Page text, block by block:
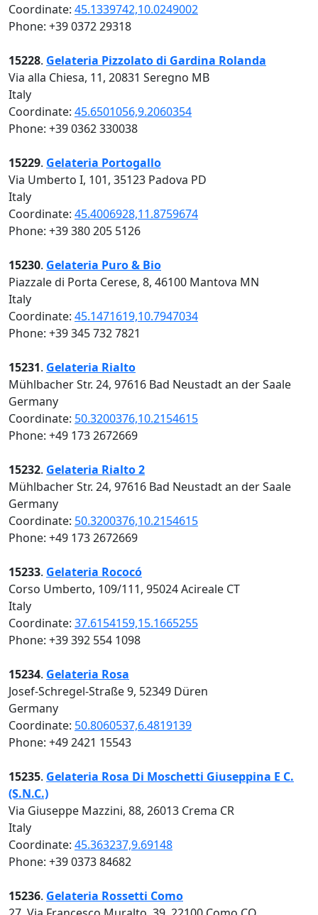
Coordinate: 45.1339742,10.0249002
Phone: +39 0372 29318
15228. Gelateria Pizzolato di Gardina Rolanda
Via alla Chiesa, 11, 20831 Seregno MB
Italy
Coordinate: 45.6501056,9.2060354
Phone: +39 0362 330038
15229. Gelateria Portogallo
Via Umberto I, 101, 35123 Padova PD
Italy
Coordinate: 45.4006928,11.8759674
Phone: +39 380 205 5126
15230. Gelateria Puro & Bio
Piazzale di Porta Cerese, 8, 46100 Mantova MN
Italy
Coordinate: 45.1471619,10.7947034
Phone: +39 345 732 7821
15231. Gelateria Rialto
Mühlbacher Str. 24, 97616 Bad Neustadt an der Saale
Germany
Coordinate: 50.3200376,10.2154615
Phone: +49 173 2672669
15232. Gelateria Rialto 2
Mühlbacher Str. 24, 97616 Bad Neustadt an der Saale
Germany
Coordinate: 50.3200376,10.2154615
Phone: +49 173 2672669
15233. Gelateria Rococó
Corso Umberto, 109/111, 95024 Acireale CT
Italy
Coordinate: 37.6154159,15.1665255
Phone: +39 392 554 1098
15234. Gelateria Rosa
Josef-Schregel-Straße 9, 52349 Düren
Germany
Coordinate: 50.8060537,6.4819139
Phone: +49 2421 15543
15235. Gelateria Rosa Di Moschetti Giuseppina E C.
(S.N.C.)
Via Giuseppe Mazzini, 88, 26013 Crema CR
Italy
Coordinate: 45.363237,9.69148
Phone: +39 0373 84682
15236. Gelateria Rossetti Como